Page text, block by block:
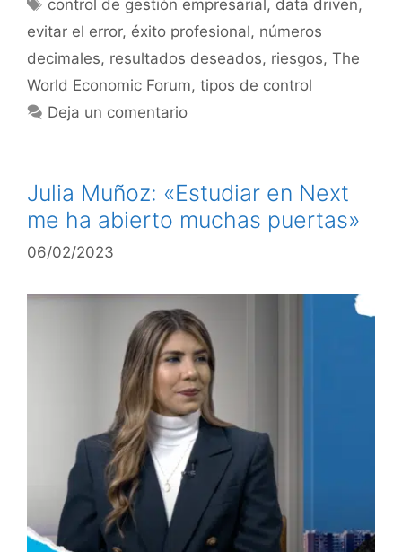
control de gestión empresarial , data driven,
evitar el error, éxito profesional, números
decimales, resultados deseados, riesgos, The
World Economic Forum, tipos de control
Deja un comentario
Julia Muñoz: «Estudiar en Next
me ha abierto muchas puertas»
06/02/2023